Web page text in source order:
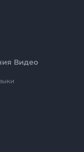
Видео